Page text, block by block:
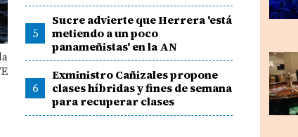
5
Sucre advierte que Herrera 'está
metiendo a un poco
panameñistas' en la AN
6
Exministro Cañizales propone
clases híbridas y fines de semana
para recuperar clases